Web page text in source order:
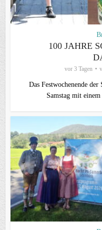
100 JAHRE
vor 3 Tagen
Das Festwochenende
Samstag mit